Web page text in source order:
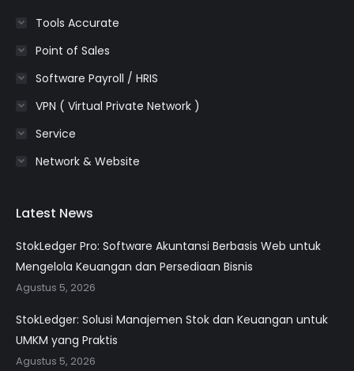
Tools Accurate
Point of Sales
Software Payroll / HRIS
VPN ( Virtual Private Network )
Service
Network & Website
Latest News
StokLedger Pro: Software Akuntansi Berbasis Web untuk
Mengelola Keuangan dan Persediaan Bisnis
Agustus 5, 2026
StokLedger: Solusi Manajemen Stok dan Keuangan untuk
UMKM yang Praktis
Agustus 5, 2026